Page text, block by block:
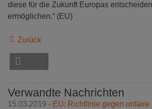
diese für die Zukunft Europas
ermöglichen.“ (EU)
Zurück
Verwandte Nachrichten
15.03.2019 - EU: Richtlinie gegen unfaire